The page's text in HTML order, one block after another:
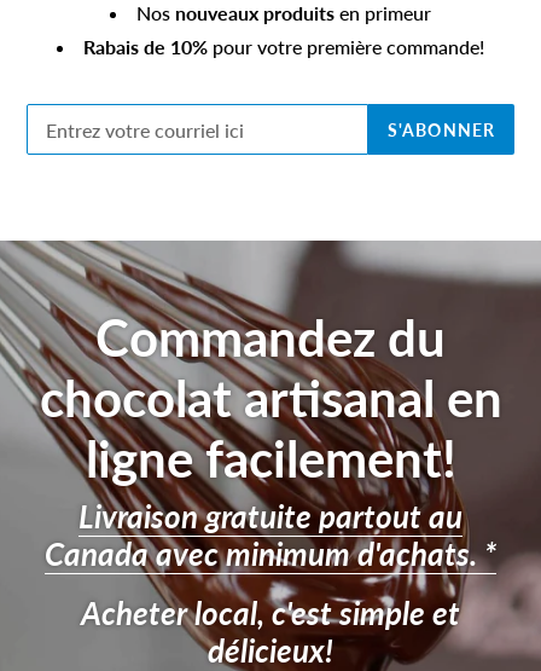
Nos nouveaux produits en primeur
Rabais de 10% pour votre première commande!
S'ABONNER
Commandez du
chocolat artisanal en
ligne facilement!
Livraison gratuite partout au
Canada avec minimum d'achats. *
Acheter local, c'est simple et
délicieux!